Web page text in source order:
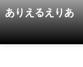
ありえるえりあ